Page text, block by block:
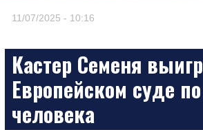
11/07/2025 - 10:16
Кастер Семеня
Европейском суде
человека